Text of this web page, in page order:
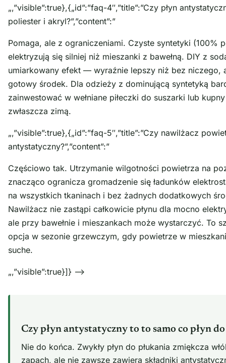
„,”visible”:true},{„id”:”faq-4″,”title”:”Czy płyn
poliester i akryl?”,”content”:”
Pomaga, ale z ograniczeniami. Czyste syntetyki (100%
elektryzują się silniej niż mieszanki z bawełną. DIY z
umiarkowany efekt — wyraźnie lepszy niż bez niczego,
gotowy środek. Dla odzieży z dominującą syntetyką
zainwestować w wełniane piłeczki do suszarki lub
zwłaszcza zimą.
„,”visible”:true},{„id”:”faq-5″,”title”:”Czy nawilżacz
antystatyczny?”,”content”:”
Częściowo tak. Utrzymanie wilgotności powietrza na
znacząco ogranicza gromadzenie się ładunków
na wszystkich tkaninach i bez żadnych dodatkowych
Nawilżacz nie zastąpi całkowicie płynu dla mocno
ale przy bawełnie i mieszankach może wystarczyć. To
opcja w sezonie grzewczym, gdy powietrze w
suche.
„,”visible”:true}]} –>
Czy płyn antystatyczny to to samo co płyn
Nie do końca. Zwykły płyn do płukania zmiękcza
zapach, ale nie zawsze zawiera składniki